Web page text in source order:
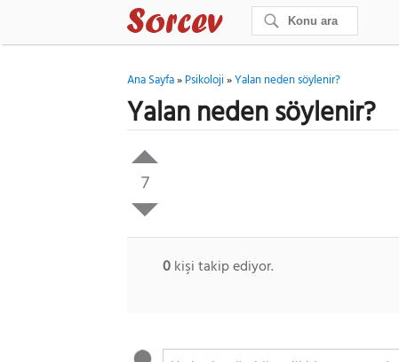
Ana Sayfa»Psikoloji»Yalan neden söylenir?
Yalan neden söylenir?
7
0kişi takip ediyor.